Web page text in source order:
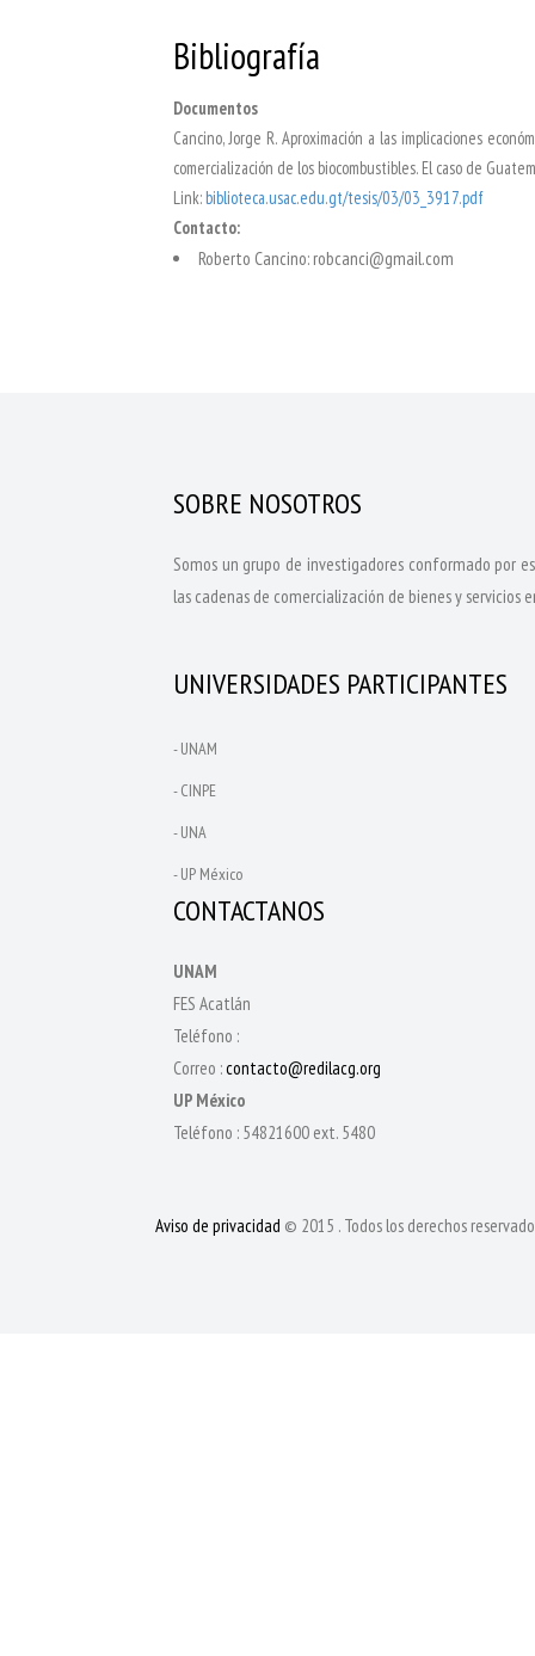
Bibliografía
Documentos
Cancino, Jorge R. Aproximación a las implicaciones
comercialización de los biocombustibles. El caso de
Link:biblioteca.usac.edu.gt/tesis/03/03_3917.pdf
Contacto:
Roberto Cancino: robcanci@gmail.com
SOBRE NOSOTROS
Somos un grupo de investigadores conformado por
las cadenas de comercialización de bienes y
UNIVERSIDADES PARTICIPANTES
- UNAM
- CINPE
- UNA
- UP México
CONTACTANOS
UNAM
FES Acatlán
Teléfono :
Correo :contacto@redilacg.org
UP México
Teléfono : 54821600 ext. 5480
Aviso de privacidad © 2015 . Todos los derechos